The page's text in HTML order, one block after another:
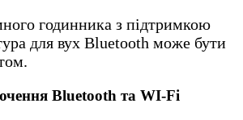
годинника з підтримкою
для вух Bluetooth може бути
Bluetooth та WI-Fi